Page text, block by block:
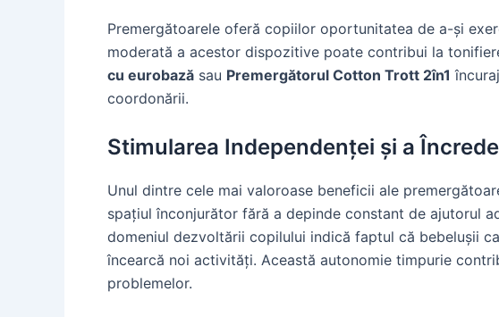
Premergătoarele oferă copiilor oportunitatea de a-și
moderată a acestor dispozitive poate contribui la
cu eurobază sau Premergătorul Cotton Trott 2în1
coordonării.
Stimularea Independenței și a
Unul dintre cele mai valoroase beneficii ale
spațiul înconjurător fără a depinde constant de ajutorul
domeniul dezvoltării copilului indică faptul că bebelușii
încearcă noi activități. Această autonomie timpurie
problemelor.